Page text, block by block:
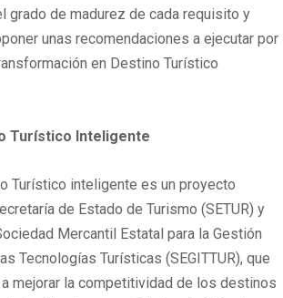
grado de madurez de cada requisito y
unas recomendaciones a ejecutar por
en Destino Turístico
Turístico Inteligente
Turístico inteligente es un proyecto
de Estado de Turismo (SETUR) y
Mercantil Estatal para la Gestión
Tecnologías Turísticas (SEGITTUR), que
mejorar la competitividad de los destinos